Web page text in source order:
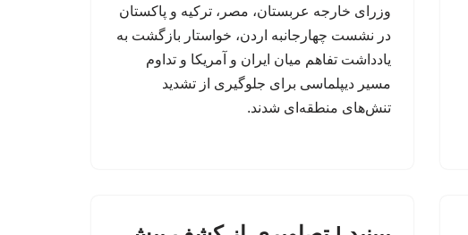
وزرای خارجه عربستان، مصر، ترکیه و پاکستان
در نشست چهارجانبه اردن، خواستار بازگشت به
یادداشت تفاهم میان ایران و آمریکا و تداوم
مسیر دیپلماسی برای جلوگیری از تشدید
تنش‌های منطقه‌ای شدند.